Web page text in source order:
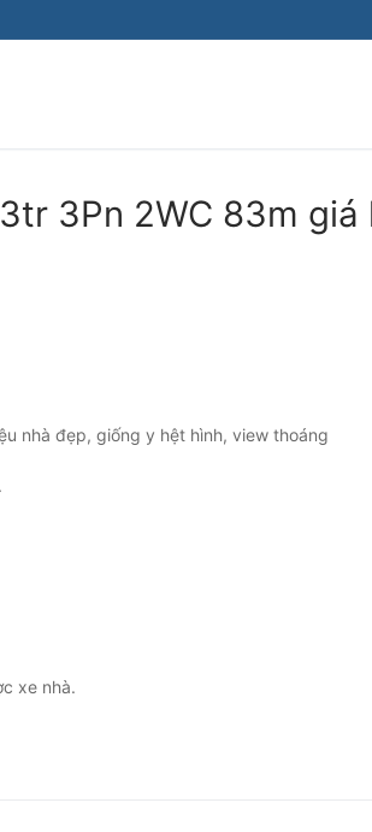
3Pn 2WC 83m
nhà đẹp, giống y hệt hình, view thoáng
xe nhà.